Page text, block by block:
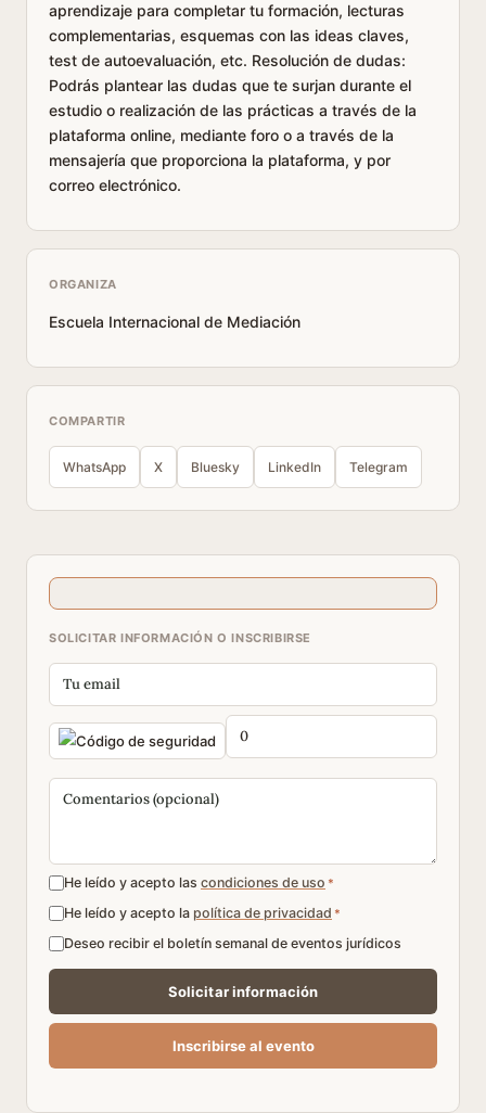
aprendizaje para completar tu formación, lecturas
complementarias, esquemas con las ideas claves,
test de autoevaluación, etc. Resolución de dudas:
Podrás plantear las dudas que te surjan durante el
estudio o realización de las prácticas a través de la
plataforma online, mediante foro o a través de la
mensajería que proporciona la plataforma, y por
correo electrónico.
ORGANIZA
Escuela Internacional de Mediación
COMPARTIR
WhatsApp X Bluesky LinkedIn Telegram
SOLICITAR INFORMACIÓN O INSCRIBIRSE
He leído y acepto las condiciones de uso *
He leído y acepto la política de privacidad *
Deseo recibir el boletín semanal de eventos jurídicos